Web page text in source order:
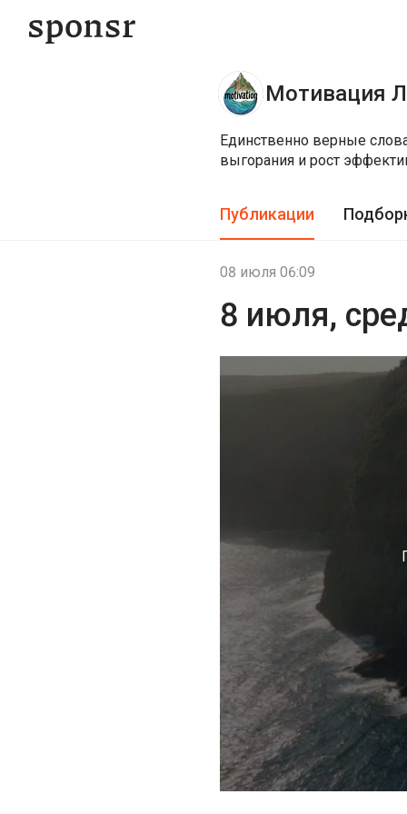
Мотивация
Единственно верные
выгорания и рост
Публикации
08 июля 06:09
8 июля,